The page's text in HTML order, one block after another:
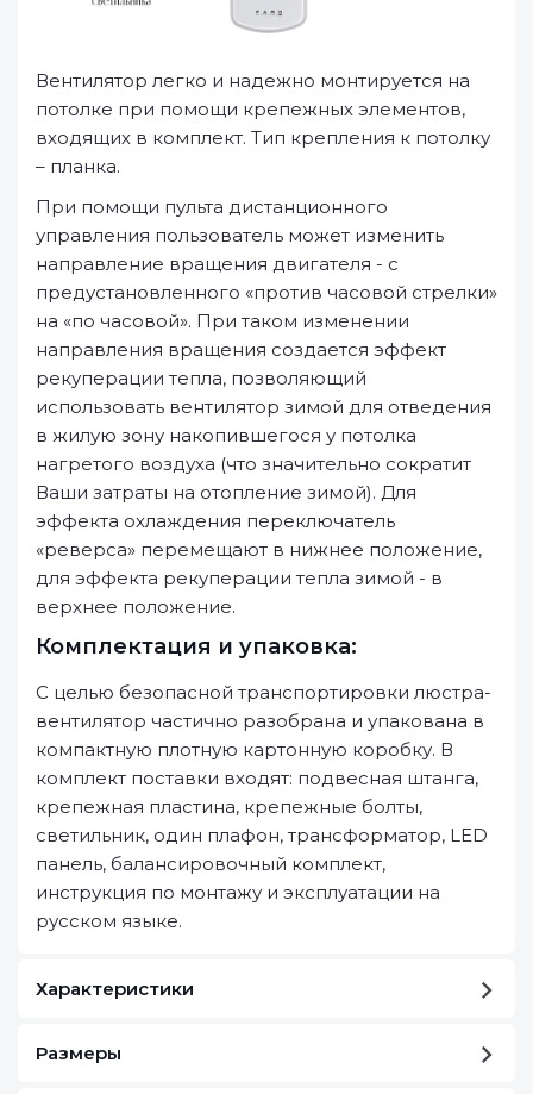
Вентилятор легко и надежно монтируется на
потолке при помощи крепежных элементов,
входящих в комплект. Тип крепления к потолку
– планка.
При помощи пульта дистанционного
управления пользователь может изменить
направление вращения двигателя - с
предустановленного «против часовой стрелки»
на «по часовой». При таком изменении
направления вращения создается эффект
рекуперации тепла, позволяющий
использовать вентилятор зимой для отведения
в жилую зону накопившегося у потолка
нагретого воздуха (что значительно сократит
Ваши затраты на отопление зимой). Для
эффекта охлаждения переключатель
«реверса» перемещают в нижнее положение,
для эффекта рекуперации тепла зимой - в
верхнее положение.
Комплектация и упаковка:
С целью безопасной транспортировки люстра-
вентилятор частично разобрана и упакована в
компактную плотную картонную коробку. В
комплект поставки входят: подвесная штанга,
крепежная пластина, крепежные болты,
светильник, один плафон, трансформатор, LED
панель, балансировочный комплект,
инструкция по монтажу и эксплуатации на
русском языке.
Характеристики
Размеры